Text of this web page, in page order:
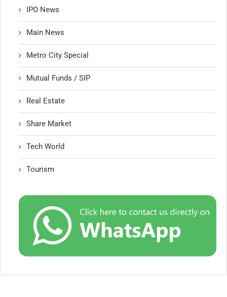
IPO News
Main News
Metro City Special
Mutual Funds / SIP
Real Estate
Share Market
Tech World
Tourism